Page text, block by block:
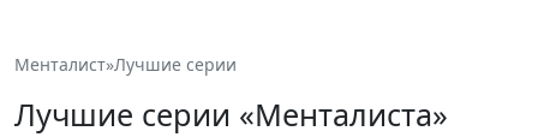
Менталист»Лучшие серии
Лучшие серии «Менталиста»